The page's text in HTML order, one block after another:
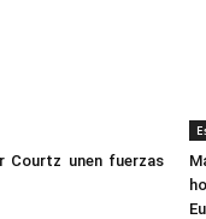
Courtz unen fuerzas